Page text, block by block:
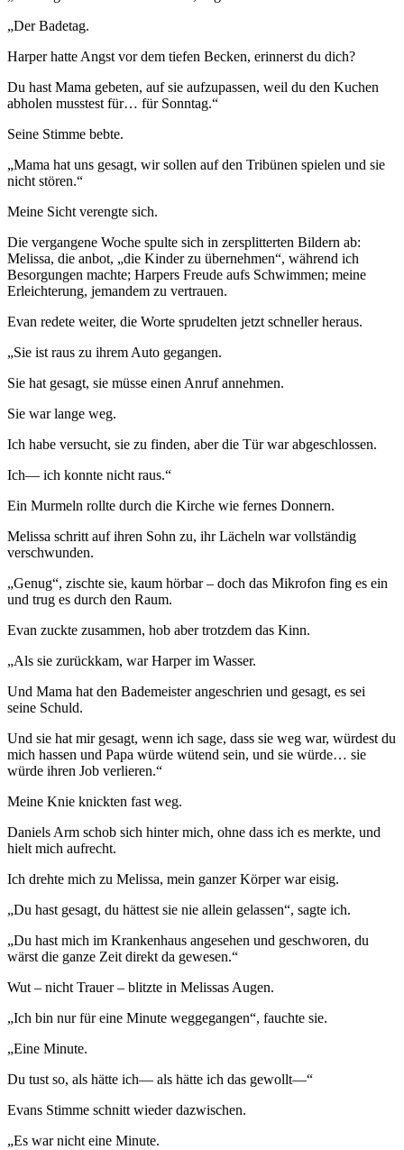
„Der Badetag.
Harper hatte Angst vor dem tiefen Becken, erinnerst du dich?
Du hast Mama gebeten, auf sie aufzupassen, weil du den Kuchen
abholen musstest für… für Sonntag.“
Seine Stimme bebte.
„Mama hat uns gesagt, wir sollen auf den Tribünen spielen und sie
nicht stören.“
Meine Sicht verengte sich.
Die vergangene Woche spulte sich in zersplitterten Bildern ab:
Melissa, die anbot, „die Kinder zu übernehmen“, während ich
Besorgungen machte; Harpers Freude aufs Schwimmen; meine
Erleichterung, jemandem zu vertrauen.
Evan redete weiter, die Worte sprudelten jetzt schneller heraus.
„Sie ist raus zu ihrem Auto gegangen.
Sie hat gesagt, sie müsse einen Anruf annehmen.
Sie war lange weg.
Ich habe versucht, sie zu finden, aber die Tür war abgeschlossen.
Ich— ich konnte nicht raus.“
Ein Murmeln rollte durch die Kirche wie fernes Donnern.
Melissa schritt auf ihren Sohn zu, ihr Lächeln war vollständig
verschwunden.
„Genug“, zischte sie, kaum hörbar – doch das Mikrofon fing es ein
und trug es durch den Raum.
Evan zuckte zusammen, hob aber trotzdem das Kinn.
„Als sie zurückkam, war Harper im Wasser.
Und Mama hat den Bademeister angeschrien und gesagt, es sei
seine Schuld.
Und sie hat mir gesagt, wenn ich sage, dass sie weg war, würdest du
mich hassen und Papa würde wütend sein, und sie würde… sie
würde ihren Job verlieren.“
Meine Knie knickten fast weg.
Daniels Arm schob sich hinter mich, ohne dass ich es merkte, und
hielt mich aufrecht.
Ich drehte mich zu Melissa, mein ganzer Körper war eisig.
„Du hast gesagt, du hättest sie nie allein gelassen“, sagte ich.
„Du hast mich im Krankenhaus angesehen und geschworen, du
wärst die ganze Zeit direkt da gewesen.“
Wut – nicht Trauer – blitzte in Melissas Augen.
„Ich bin nur für eine Minute weggegangen“, fauchte sie.
„Eine Minute.
Du tust so, als hätte ich— als hätte ich das gewollt—“
Evans Stimme schnitt wieder dazwischen.
„Es war nicht eine Minute.